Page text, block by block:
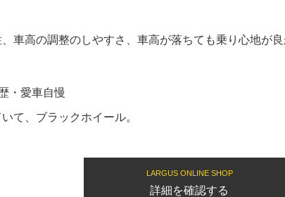
車高の調整のしやすさ、車高が落ちても乗り心地が
・愛車自慢
て、ブラックホイール。
LARGUS ONLINE SHOP
詳細を確認する